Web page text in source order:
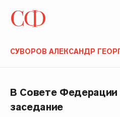
СУВОРОВ АЛЕКСАНДР
В Совете Федерации
заседание